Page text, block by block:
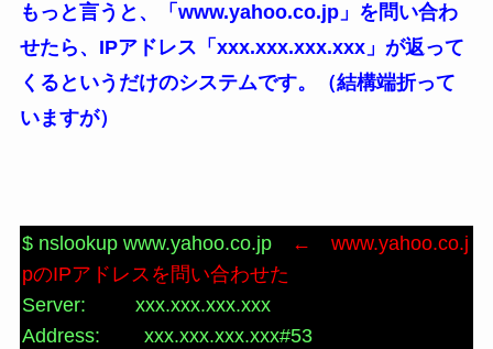
もっと言うと、「www.yahoo.co.jp」を問い合わ
せたら、IPアドレス「xxx.xxx.xxx.xxx」が返って
くるというだけのシステムです。（結構端折って
いますが）
$ nslookup www.yahoo.co.jp← www.yahoo.co.j
pのIPアドレスを問い合わせた
Server: xxx.xxx.xxx.xxx
Address: xxx.xxx.xxx.xxx#53